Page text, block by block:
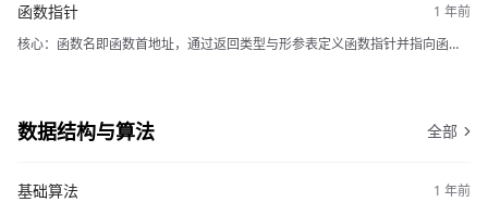
函数指针
核心：函数名即函数首地址，通过返回类型与形参表定义函数指针并指向函数
数据结构与算法 全部
基础算法